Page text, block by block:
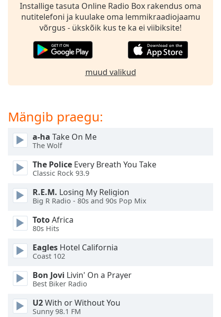
subtitles
settings,
opens
subtitles
settings
off,
Audio
Track
Picture-
Fullscreen
window.
Beginning
window.
Escape
cancel
Installige tasuta Online Radio Box rakendus oma
nutitelefoni ja kuulake oma lemmikraadiojaamu
võrgus - ükskõik kus te ka ei viibiksite!
muud valikud
Mängib praegu:
a-ha Take On Me
The Wolf
The Police Every Breath You Take
Classic Rock 93.9
R.E.M. Losing My Religion
Big R Radio - 80s and 90s Pop Mix
TotoAfrica
80s Hits
Eagles Hotel California
Coast 102
Bon Jovi Livin' On a Prayer
Best Biker Radio
U2With or Without You
Sunny 98.1 FM